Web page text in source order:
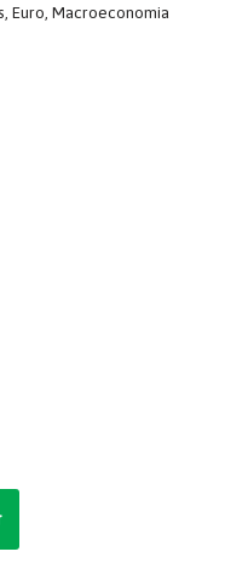
Euro Macroeconomia